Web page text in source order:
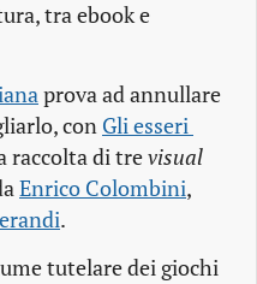
tra ebook e
prova ad annullare
con Gli esseri
raccolta di trevisual
Enrico Colombini,
.
tutelare dei giochi